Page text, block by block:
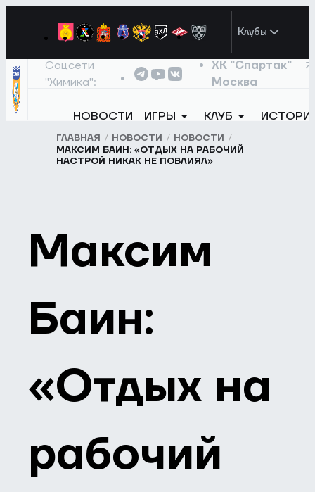
Клубы
Соцсети
"Химика":
ХК "Спартак"
Москва
НОВОСТИ ИГРЫ КЛУБ
ГЛАВНАЯ НОВОСТИ
НОВОСТИ
МАКСИМ БАИН: «ОТДЫХ НА РАБОЧИЙ
НАСТРОЙ НИКАК НЕ ПОВЛИЯЛ»
Максим
Баин:
«Отдых на
рабочий